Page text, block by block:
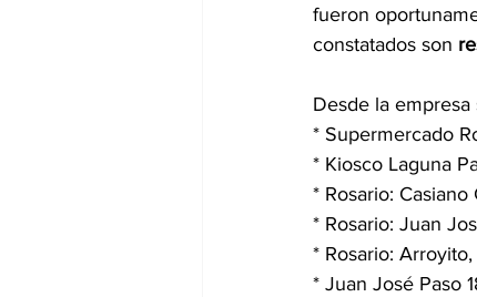
fueron
constatados son
Desde la
* Supermercado
* Kiosco Laguna
* Rosario:
* Rosario: Juan
* Rosario:
* Juan José Paso